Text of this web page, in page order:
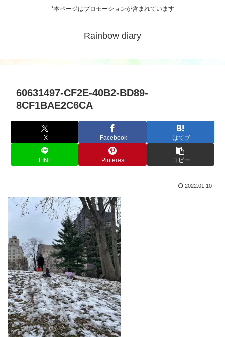
*本ページはプロモーションが含まれています
Rainbow diary
60631497-CF2E-40B2-BD89-
8CF1BAE2C6CA
X Facebook はてブ
LINE Pinterest コピー
2022.01.10